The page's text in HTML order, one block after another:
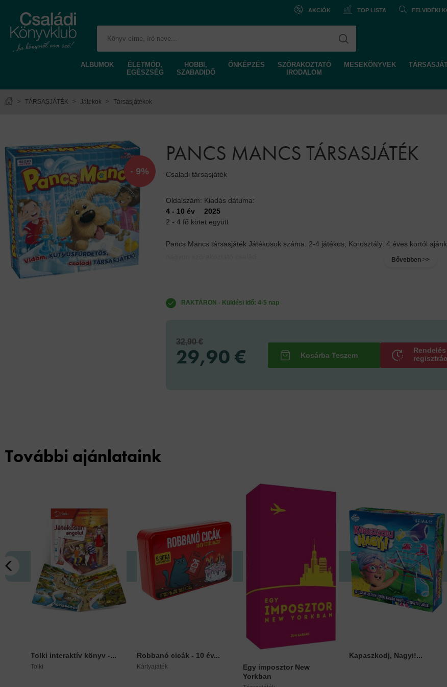
AKCIÓK TOP LISTA FELVIDÉKI
ALBUMOK
ÉLETMÓD,
EGÉSZSÉG
HOBBI,
SZABADIDŐ
ÖNKÉPZÉS
SZÓRAKOZTATÓ
IRODALOM
MESEKÖNYVEK
> TÁRSASJÁTÉK > Játékok > Társasjátékok
- 9%
PANCS MANCS TÁRSASJÁTÉK
Családi társasjáték
Oldalszám:
4 - 10 év
Kiadás dátuma:
2025
2 - 4 fő kötet együtt
Pancs Mancs társasjáték Játékosok száma: 2-4 játékos, Korosztály: 4 éves kortól
Bővebben >>
RAKTÁRON - Küldési idő: 4-5 nap
32,90 €
29,90 €
Rendelés
További ajánlataink
Tolki interaktív könyv -...
Tolki
Robbanó cicák - 10 év...
Kártyajáték
Egy imposztor New
Yorkban
Kapaszkodj, Nagyi!...